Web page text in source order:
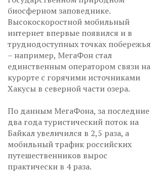
биосферном заповеднике.
Высокоскоростной мобильный
интернет впервые появился и в
труднодоступных точках побережья
– например, МегаФон стал
единственным оператором связи на
курорте с горячими источниками
Хакусы в северной части озера.
По данным МегаФона, за последние
два года туристический поток на
Байкал увеличился в 2,5 раза, а
мобильный трафик российских
путешественников вырос
практически в 4 раза.